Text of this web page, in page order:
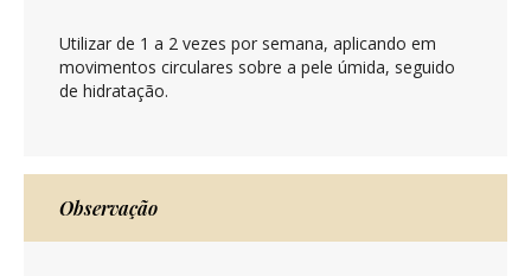
Utilizar de 1 a 2 vezes por semana, aplicando em
movimentos circulares sobre a pele úmida, seguido
de hidratação.
Observação